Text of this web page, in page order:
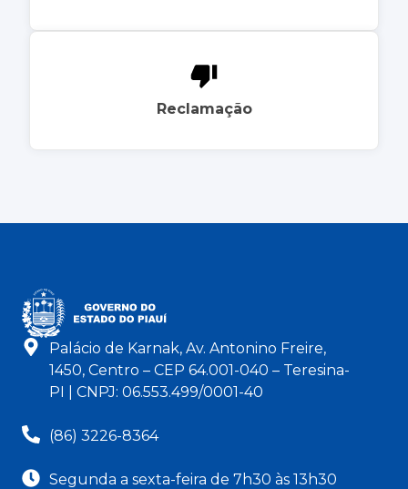
Reclamação
Palácio de Karnak, Av. Antonino Freire,
1450, Centro – CEP 64.001-040 – Teresina-
PI | CNPJ: 06.553.499/0001-40
(86) 3226-8364
Segunda a sexta-feira de 7h30 às 13h30